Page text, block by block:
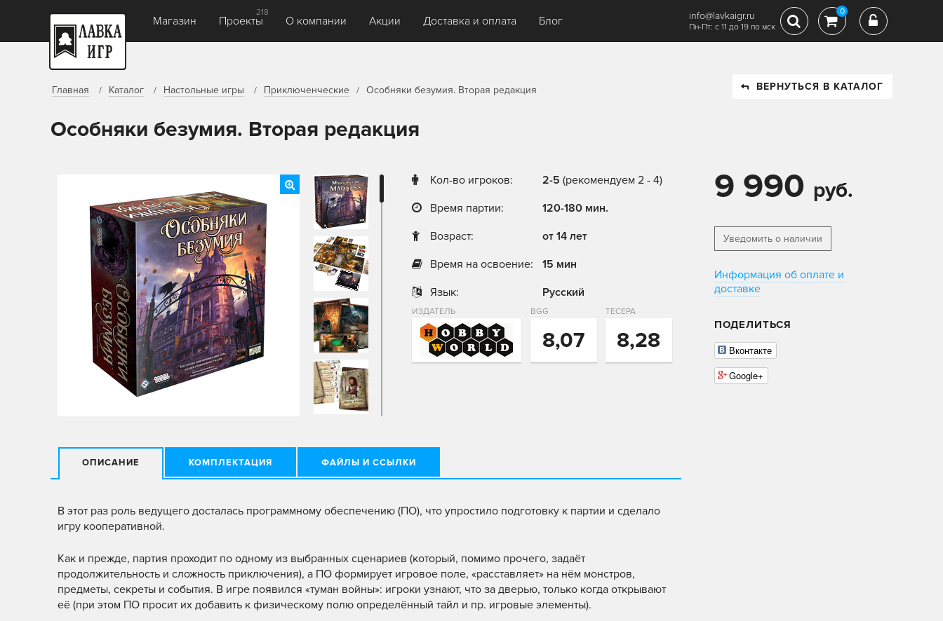
Магазин Проекты
218
О компании Акции Доставка и оплата Блог info@lavkaigr.ru
Пн-Пт: с 11 до 19 по мск
0
Главная Каталог Настольные игры Приключенческие Особняки безумия. Вторая редакция ВЕРНУТЬСЯ В КАТАЛОГ
Особняки безумия. Вторая редакция
Кол-во игроков: 2-5 (рекомендуем 2 - 4)
Время партии:
120-180 мин.
Возраст:
от 14 лет
Время на освоение:
15 мин
Язык:
Русский
ИЗДАТЕЛЬ BGG
8,07
ТЕСЕРА
8,28
ОПИСАНИЕ КОМПЛЕКТАЦИЯ ФАЙЛЫ И ССЫЛКИ
В этот раз роль ведущего досталась программному обеспечению (ПО), что упростило подготовку к партии и сделало
игру кооперативной.
Как и прежде, партия проходит по одному из выбранных сценариев (который, помимо прочего, задаёт
продолжительность и сложность приключения), а ПО формирует игровое поле, «расставляет» на нём монстров,
предметы, секреты и события. В игре появился «туман войны»: игроки узнают, что за дверью, только когда открывают
её (при этом ПО просит их добавить к физическому полю определённый тайл и пр. игровые элементы).
9 990 руб.
Уведомить о наличии
Информация об оплате и
доставке
ПОДЕЛИТЬСЯ
Вконтакте
Google+